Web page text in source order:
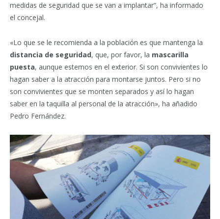
medidas de seguridad que se van a implantar”, ha informado
el concejal.
«Lo que se le recomienda a la población es que mantenga la
distancia de seguridad, que, por favor, la mascarilla
puesta, aunque estemos en el exterior. Si son convivientes lo
hagan saber a la atracción para montarse juntos. Pero si no
son convivientes que se monten separados y así lo hagan
saber en la taquilla al personal de la atracción», ha añadido
Pedro Fernández.